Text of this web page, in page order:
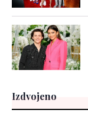
Izdvojeno